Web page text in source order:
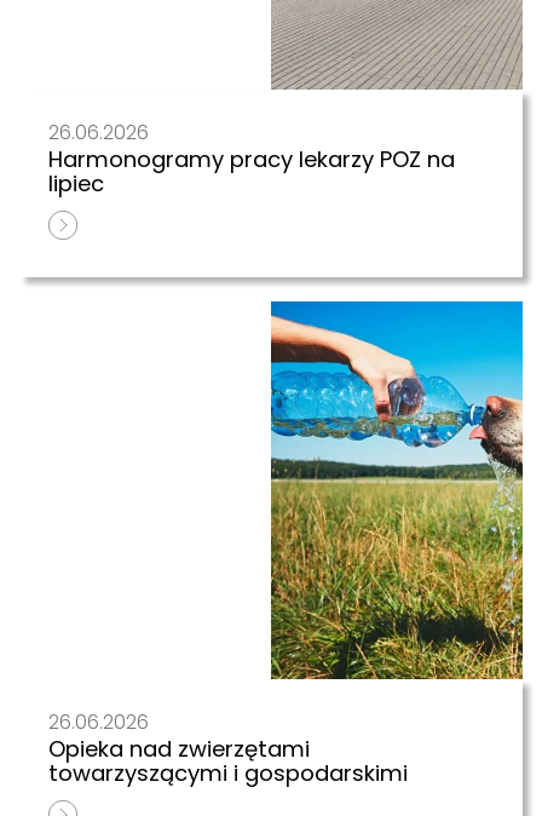
26.06.2026
Harmonogramy pracy lekarzy POZ na
lipiec
26.06.2026
Opieka nad zwierzętami
towarzyszącymi i gospodarskimi